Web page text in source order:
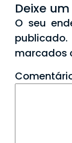
Deixe
O seu
publicado.
marcados